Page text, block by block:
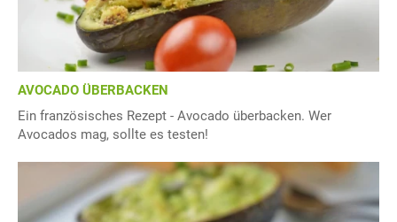
AVOCADO ÜBERBACKEN
Ein französisches Rezept - Avocado überbacken. Wer
Avocados mag, sollte es testen!